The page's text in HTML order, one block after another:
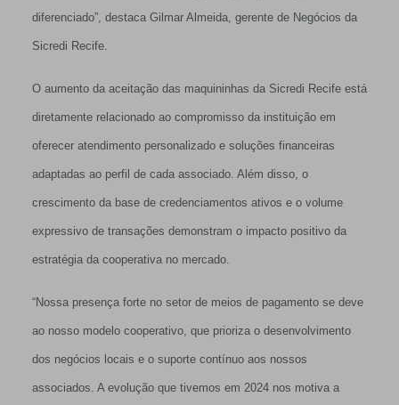
diferenciado”, destaca Gilmar Almeida, gerente de Negócios da
Sicredi Recife.
O aumento da aceitação das maquininhas da Sicredi Recife está
diretamente relacionado ao compromisso da instituição em
oferecer atendimento personalizado e soluções financeiras
adaptadas ao perfil de cada associado. Além disso, o
crescimento da base de credenciamentos ativos e o volume
expressivo de transações demonstram o impacto positivo da
estratégia da cooperativa no mercado.
“Nossa presença forte no setor de meios de pagamento se deve
ao nosso modelo cooperativo, que prioriza o desenvolvimento
dos negócios locais e o suporte contínuo aos nossos
associados. A evolução que tivemos em 2024 nos motiva a